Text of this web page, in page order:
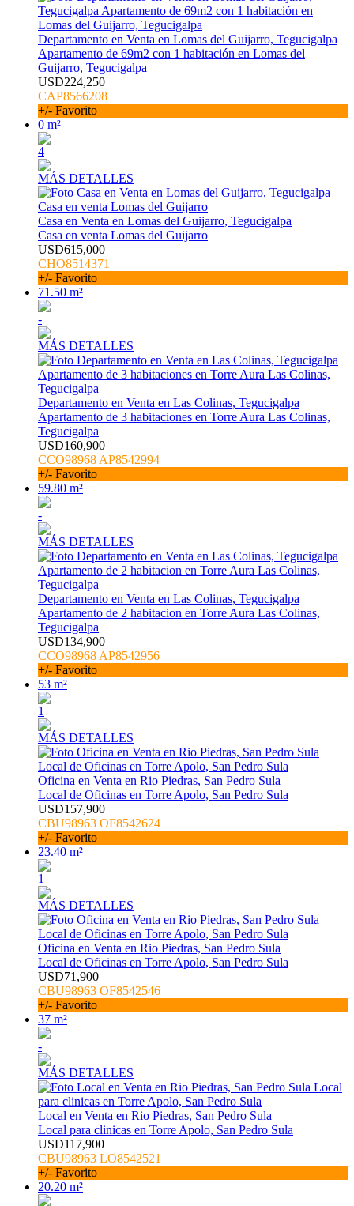
Departamento en Venta en Lomas del Guijarro, Tegucigalpa
Apartamento de 69m2 con 1 habitación en Lomas del
Guijarro, Tegucigalpa
USD224,250
CAP8566208
+/- Favorito
0 m²
4
MÁS DETALLES
Casa en Venta en Lomas del Guijarro, Tegucigalpa
Casa en venta Lomas del Guijarro
USD615,000
CHO8514371
+/- Favorito
71.50 m²
-
MÁS DETALLES
Departamento en Venta en Las Colinas, Tegucigalpa
Apartamento de 3 habitaciones en Torre Aura Las Colinas,
Tegucigalpa
USD160,900
CCO98968 AP8542994
+/- Favorito
59.80 m²
-
MÁS DETALLES
Departamento en Venta en Las Colinas, Tegucigalpa
Apartamento de 2 habitacion en Torre Aura Las Colinas,
Tegucigalpa
USD134,900
CCO98968 AP8542956
+/- Favorito
53 m²
1
MÁS DETALLES
Oficina en Venta en Rio Piedras, San Pedro Sula
Local de Oficinas en Torre Apolo, San Pedro Sula
USD157,900
CBU98963 OF8542624
+/- Favorito
23.40 m²
1
MÁS DETALLES
Oficina en Venta en Rio Piedras, San Pedro Sula
Local de Oficinas en Torre Apolo, San Pedro Sula
USD71,900
CBU98963 OF8542546
+/- Favorito
37 m²
-
MÁS DETALLES
Local en Venta en Rio Piedras, San Pedro Sula
Local para clinicas en Torre Apolo, San Pedro Sula
USD117,900
CBU98963 LO8542521
+/- Favorito
20.20 m²